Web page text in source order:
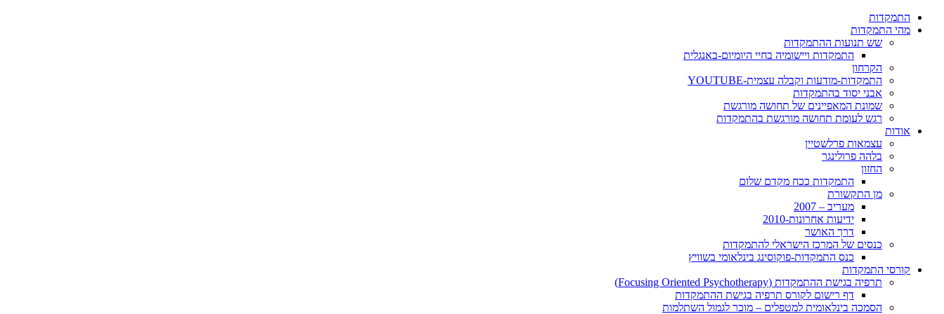
התמקדות
מהי התמקדות
שש תנועות ההתמקדות
התמקדות ויישומיה בחיי היומיום-באנגלית
הקרחון
התמקדות-מודעות וקבלה עצמית-YOUTUBE
אבני יסוד בהתמקדות
שמונת המאפיינים של תחושה מורגשת
רגש לעומת תחושה מורגשת בהתמקדות
אודות
עצמאות פרלשטיין
בלהה פרולינגר
החזון
התמקדות ככח מקדם שלום
מן התקשורת
מעריב – 2007
ידיעות אחרונות-2010
דרך האושר
כנסים של המרכז הישראלי להתמקדות
כנס התמקדות-פוקוסינג בינלאומי בשוויץ
קורסי התמקדות
תרפיה בגישת ההתמקדות (Focusing Oriented Psychotherapy)
דף רישום לקורס תרפיה בגישת ההתמקדות
הסמכה בינלאומית למטפלים – מוכר לגמול השתלמות